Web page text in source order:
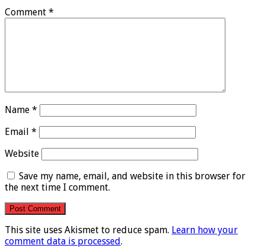
Comment *
Name *
Email *
Website
Save my name, email, and website in this browser for
the next time I comment.
This site uses Akismet to reduce spam. Learn how your
comment data is processed.